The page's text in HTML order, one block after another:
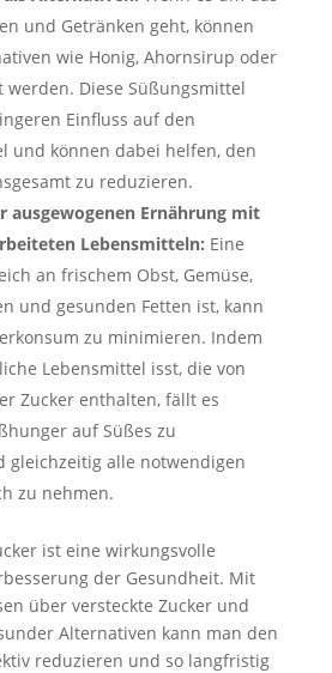
und Getränken geht, können
wie Honig, Ahornsirup oder
werden. Diese Süßungsmittel
Einfluss auf den
und können dabei helfen, den
zu reduzieren.
ausgewogenen Ernährung mit
Lebensmitteln: Eine
an frischem Obst, Gemüse,
und gesunden Fetten ist, kann
zu minimieren. Indem
Lebensmittel isst, die von
Zucker enthalten, fällt es
auf Süßes zu
gleichzeitig alle notwendigen
zu nehmen.
ist eine wirkungsvolle
der Gesundheit. Mit
über versteckte Zucker und
Alternativen kann man den
reduzieren und so langfristig